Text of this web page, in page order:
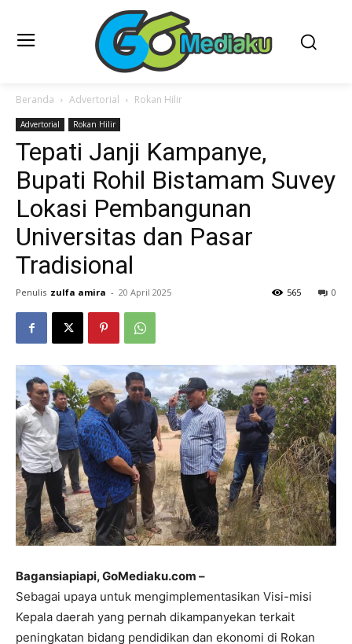
Beranda Advertorial Rokan Hilir
Advertorial Rokan Hilir
Tepati Janji Kampanye,
Bupati Rohil Bistamam Suvey
Lokasi Pembangunan
Universitas dan Pasar
Tradisional
Penulis zulfa amira - 20 April 2025 0
565
Bagansiapiapi, GoMediaku.com –
Sebagai upaya untuk mengimplementasikan Visi-misi
Kepala daerah yang pernah dikampanyekan terkait
peningkatan bidang pendidikan dan ekonomi di Rokan